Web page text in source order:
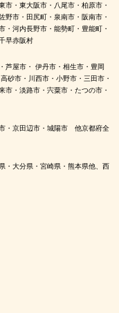
市・東大阪市・八尾市・柏原市・
野市・田尻町・泉南市・阪南市・
・河内長野市・能勢町・豊能町・
早赤阪村
芦屋市・ 伊丹市・相生市・豊岡
砂市・川西市・小野市・三田市・
市・淡路市・宍粟市・たつの市・
・京田辺市・城陽市 他京都府全
・大分県・宮崎県・熊本県他、西